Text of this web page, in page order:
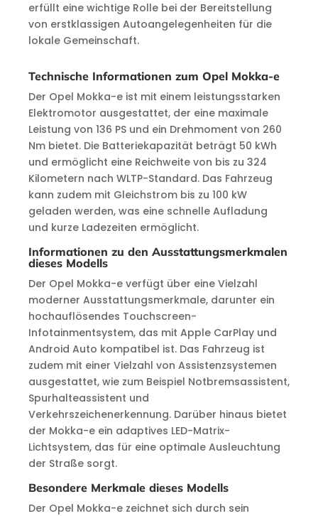
erfüllt eine wichtige Rolle bei der Bereitstellung
von erstklassigen Autoangelegenheiten für die
lokale Gemeinschaft.
Technische Informationen zum Opel Mokka-e
Der Opel Mokka-e ist mit einem leistungsstarken
Elektromotor ausgestattet, der eine maximale
Leistung von 136 PS und ein Drehmoment von 260
Nm bietet. Die Batteriekapazität beträgt 50 kWh
und ermöglicht eine Reichweite von bis zu 324
Kilometern nach WLTP-Standard. Das Fahrzeug
kann zudem mit Gleichstrom bis zu 100 kW
geladen werden, was eine schnelle Aufladung
und kurze Ladezeiten ermöglicht.
Informationen zu den Ausstattungsmerkmalen
dieses Modells
Der Opel Mokka-e verfügt über eine Vielzahl
moderner Ausstattungsmerkmale, darunter ein
hochauflösendes Touchscreen-
Infotainmentsystem, das mit Apple CarPlay und
Android Auto kompatibel ist. Das Fahrzeug ist
zudem mit einer Vielzahl von Assistenzsystemen
ausgestattet, wie zum Beispiel Notbremsassistent,
Spurhalteassistent und
Verkehrszeichenerkennung. Darüber hinaus bietet
der Mokka-e ein adaptives LED-Matrix-
Lichtsystem, das für eine optimale Ausleuchtung
der Straße sorgt.
Besondere Merkmale dieses Modells
Der Opel Mokka-e zeichnet sich durch sein